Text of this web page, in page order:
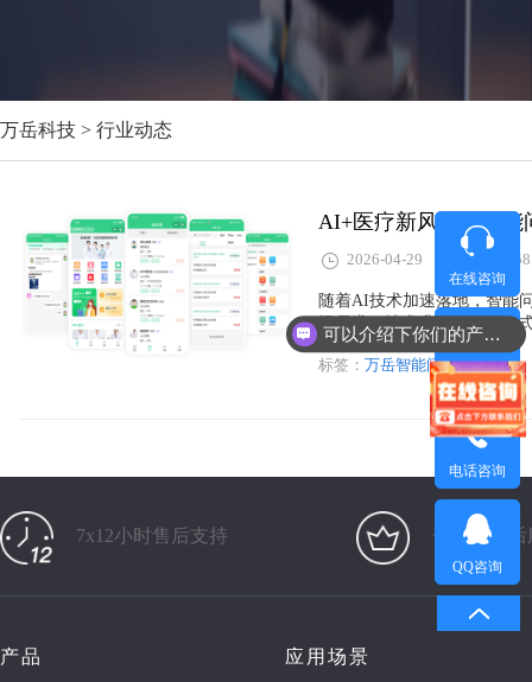
万岳科技 > 行业动态
AI+医疗新风口：智能
2026-04-29 158
随着AI技术加速落地，智能
场需求、技术升级、源码模
续升温，并探讨互联网医院
标签： 万岳智能问诊系统源码
在线咨询
微信咨询
电话咨询
QQ咨询
7x12小时售后支持 一对一售后
产品 应用场景
可以介绍下你们的产品么？